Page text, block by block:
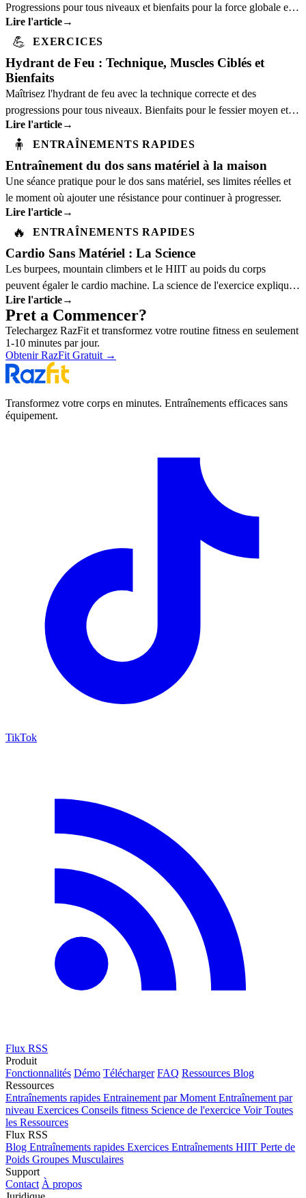
Progressions pour tous niveaux et bienfaits pour la force globale et
la coordination.
Lire l'article→
💪 EXERCICES
Hydrant de Feu : Technique, Muscles Ciblés et
Bienfaits
Maîtrisez l'hydrant de feu avec la technique correcte et des
progressions pour tous niveaux. Bienfaits pour le fessier moyen et la
stabilité pelvienne.
Lire l'article→
🧍 ENTRAÎNEMENTS RAPIDES
Entraînement du dos sans matériel à la maison
Une séance pratique pour le dos sans matériel, ses limites réelles et
le moment où ajouter une résistance pour continuer à progresser.
Lire l'article→
🔥 ENTRAÎNEMENTS RAPIDES
Cardio Sans Matériel : La Science
Les burpees, mountain climbers et le HIIT au poids du corps
peuvent égaler le cardio machine. La science de l'exercice explique
pourquoi.
Lire l'article→
Pret a Commencer?
Telechargez RazFit et transformez votre routine fitness en seulement
1-10 minutes par jour.
Obtenir RazFit Gratuit →
Transformez votre corps en minutes. Entraînements efficaces sans
équipement.
TikTok
Flux RSS
Produit
Fonctionnalités Démo Télécharger FAQ Ressources Blog
Ressources
Entraînements rapides Entrainement par Moment Entraînement par
niveau Exercices Conseils fitness Science de l'exercice Voir Toutes
les Ressources
Flux RSS
Blog Entraînements rapides Exercices Entraînements HIIT Perte de
Poids Groupes Musculaires
Support
Contact À propos